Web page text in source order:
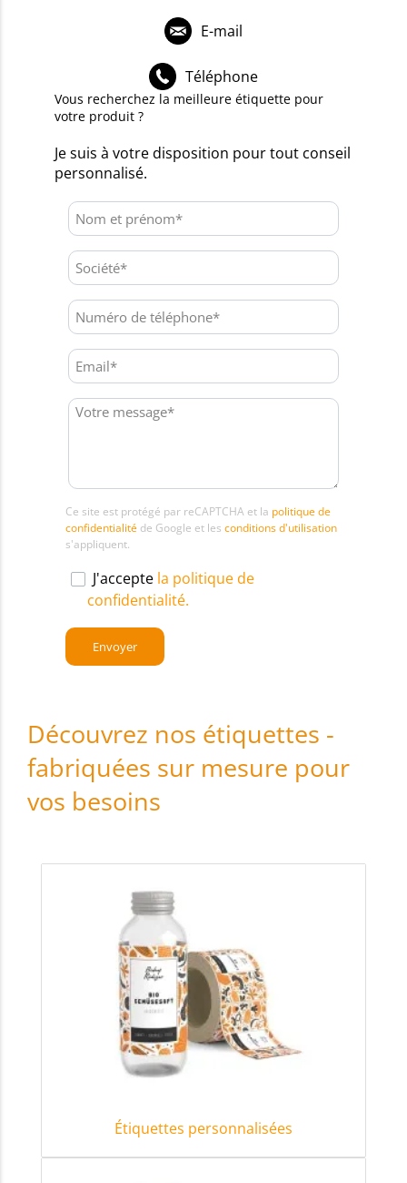
E-mail
Téléphone
Vous recherchez la meilleure étiquette pour
votre produit ?
Je suis à votre disposition pour tout conseil
personnalisé.
Ce site est protégé par reCAPTCHA et la politique de
confidentialité de Google et les conditions d'utilisation
s'appliquent.
J'accepte la politique de
confidentialité.
Découvrez nos étiquettes -
fabriquées sur mesure pour
vos besoins
Étiquettes personnalisées